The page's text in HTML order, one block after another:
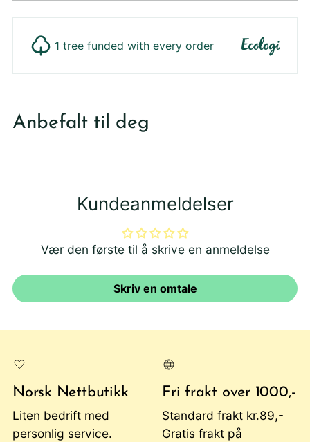
1 tree funded with every order
produktet
iAnbefalt til deg
Kundeanmeldelser
Vær den første til å skrive en anmeldelse
Skriv en omtale
Norsk Nettbutikk
Liten bedrift med
personlig service.
Fri frakt over 1000,-
Standard frakt kr.89,-
Gratis frakt på